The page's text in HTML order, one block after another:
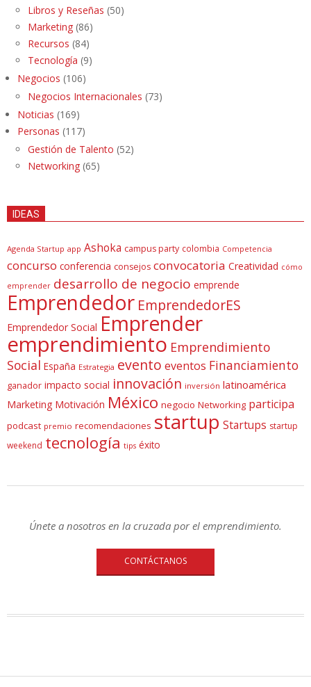
Libros y Reseñas (50)
Marketing (86)
Recursos (84)
Tecnología (9)
Negocios (106)
Negocios Internacionales (73)
Noticias (169)
Personas (117)
Gestión de Talento (52)
Networking (65)
IDEAS
Agenda Startup app Ashoka campus party colombia Competencia
concurso conferencia consejos convocatoria Creatividad cómo
emprender desarrollo de negocio emprende
Emprendedor EmprendedorES
Emprendedor Social Emprender
emprendimiento Emprendimiento
Social España Estrategia evento eventos Financiamiento
ganador impacto social innovación inversión latinoamérica
Marketing Motivación México negocio Networking participa
podcast premio recomendaciones startup Startups startup
weekend tecnología tips éxito
Únete a nosotros en la cruzada por el emprendimiento.
CONTÁCTANOS